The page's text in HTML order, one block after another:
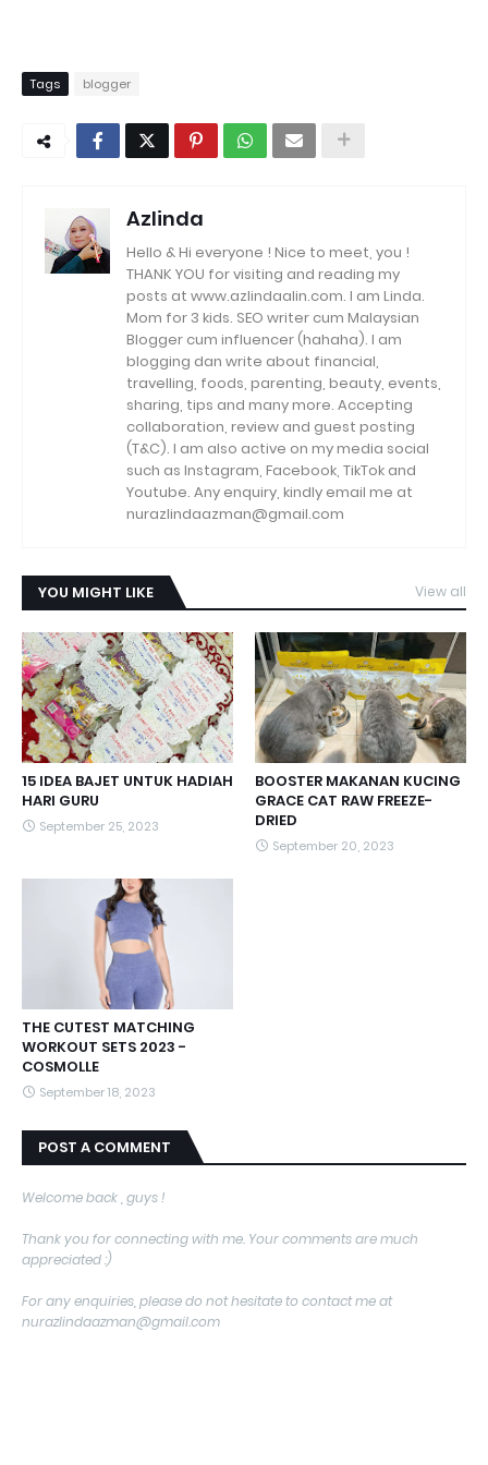
Tags blogger
Azlinda
Hello & Hi everyone ! Nice to meet, you !
THANK YOU for visiting and reading my
posts at www.azlindaalin.com. I am Linda.
Mom for 3 kids. SEO writer cum Malaysian
Blogger cum influencer (hahaha). I am
blogging dan write about financial,
travelling, foods, parenting, beauty, events,
sharing, tips and many more. Accepting
collaboration, review and guest posting
(T&C). I am also active on my media social
such as Instagram, Facebook, TikTok and
Youtube. Any enquiry, kindly email me at
nurazlindaazman@gmail.com
YOU MIGHT LIKE View all
15 IDEA BAJET UNTUK HADIAH
HARI GURU
September 25, 2023
BOOSTER MAKANAN KUCING
GRACE CAT RAW FREEZE-
DRIED
September 20, 2023
THE CUTEST MATCHING
WORKOUT SETS 2023 -
COSMOLLE
September 18, 2023
POST A COMMENT
Welcome back , guys !
Thank you for connecting with me. Your comments are much
appreciated :)
For any enquiries, please do not hesitate to contact me at
nurazlindaazman@gmail.com